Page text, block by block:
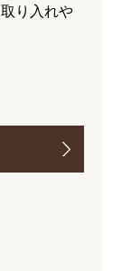
り入れや